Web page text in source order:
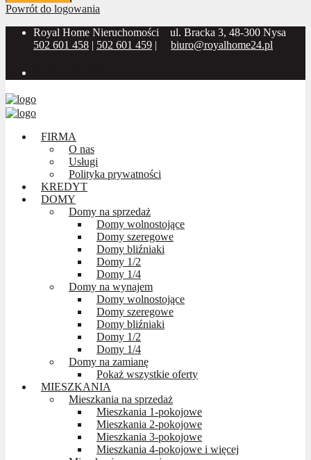
Powrót do logowania
Royal Home Nieruchomości
ul. Bracka 3, 48-300 Nysa
502 601 458 | 502 601 459 | biuro@royalhome24.pl
FIRMA
O nas
Usługi
Polityka prywatności
KREDYT
DOMY
Domy na sprzedaż
Domy wolnostojące
Domy szeregowe
Domy bliźniaki
Domy 1/2
Domy 1/4
Domy na wynajem
Domy wolnostojące
Domy szeregowe
Domy bliźniaki
Domy 1/2
Domy 1/4
Domy na zamianę
Pokaż wszystkie oferty
MIESZKANIA
Mieszkania na sprzedaż
Mieszkania 1-pokojowe
Mieszkania 2-pokojowe
Mieszkania 3-pokojowe
Mieszkania 4-pokojowe i więcej